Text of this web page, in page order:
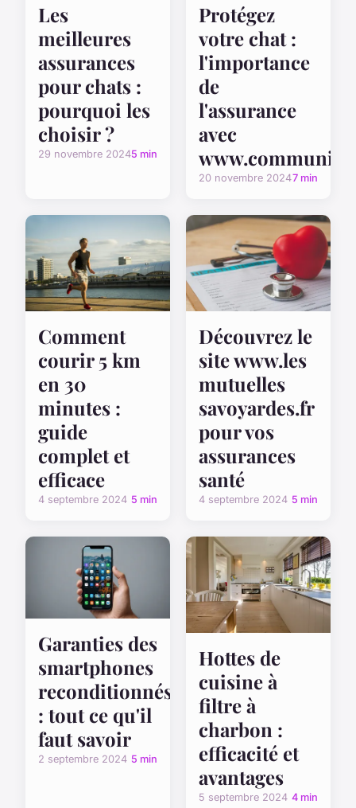
Les
meilleures
assurances
pour chats :
pourquoi les
choisir ?
29 novembre 20245 min
Protégez
votre chat :
l'importance
de
l'assurance
avec
20 novembre 20247 min
Comment
courir 5 km
en 30
minutes :
guide
complet et
efficace
4 septembre 2024 5 min
Découvrez le
site www.les
mutuelles
savoyardes.fr
pour vos
assurances
santé
4 septembre 2024 5 min
Garanties des
smartphones
reconditionnés
: tout ce qu'il
faut savoir
2 septembre 2024 5 min
Hottes de
cuisine à
filtre à
charbon :
efficacité et
avantages
5 septembre 2024 4 min